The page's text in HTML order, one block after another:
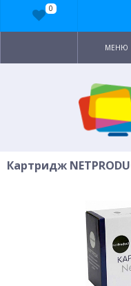
МЕНЮ
Картридж
0